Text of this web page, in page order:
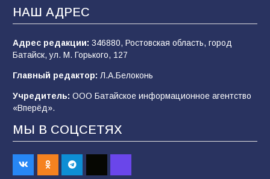
В Батайске продолжаются дорожные работы
106 04.08.2026
Будет ли мобилизация в России в 2026 году
после выборов: в Госдуме дали ответ
104 06.08.2026
В детском саду № 35 дети освоили
строительные профессии в ходе
спортивного праздника
НАШ АДРЕС
Адрес редакции: 346880, Ростовская область, город
Батайск, ул. М. Горького, 127
Главный редактор: Л.А.Белоконь
Учредитель: ООО Батайское информационное агентство
«Вперёд».
МЫ В СОЦСЕТЯХ